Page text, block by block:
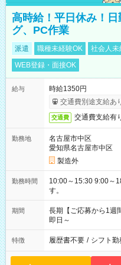
高時給！平日休み！
グ、PC作業
派遣 職種未経験OK 社会人未
WEB登録・面接OK
給与
時給1350円
交通費別途支給あ
交通費 交通費支給有
勤務地
名古屋市中区
愛知県名古屋市中区
製造外
勤務時間
10:00～15:30 9:00～18:00 ※表記のうち実働5時間
す。
期間
長期【ご応募から1週
即日～
特徴 履歴書不要 / シフト勤